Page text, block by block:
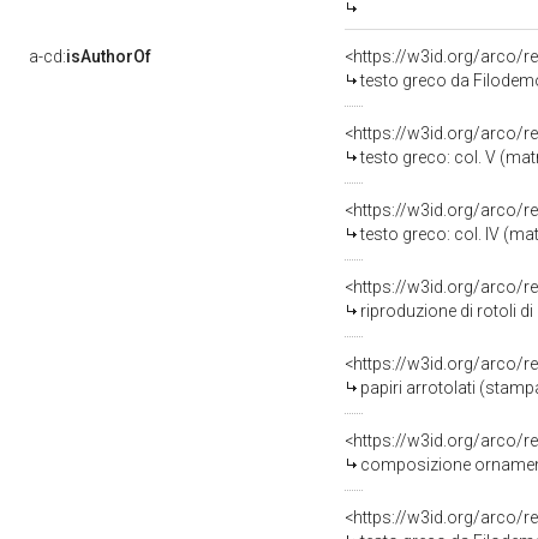
a-cd:isAuthorOf
<https://w3id.org/arco/
testo greco da
<https://w3id.org/arco/
testo greco: col. V
<https://w3id.org/arco/
testo greco: col. IV
<https://w3id.org/arco/
riproduzione di rotoli
<https://w3id.org/arco/
papiri arrotolati
<https://w3id.org/arco/
composizione ornamentale
<https://w3id.org/arco/